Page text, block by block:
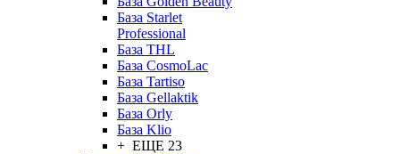
База Starlet
Professional
База THL
База CosmoLac
База Tartiso
База Gellaktik
База Orly
База Klio
+ ЕЩЕ 23